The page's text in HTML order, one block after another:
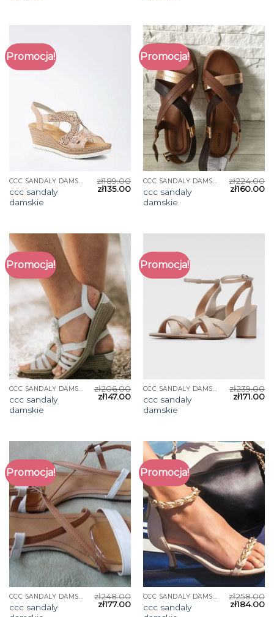
Promocja!
CCC SANDALY DAMSKIE
ccc sandaly
damskie
zł189.00
zł135.00
Promocja!
CCC SANDALY DAMSKIE
ccc sandaly
damskie
zł224.00
zł160.00
Promocja!
CCC SANDALY DAMSKIE
ccc sandaly
damskie
zł206.00
zł147.00
Promocja!
CCC SANDALY DAMSKIE
ccc sandaly
damskie
zł239.00
zł171.00
Promocja!
CCC SANDALY DAMSKIE
ccc sandaly
zł248.00
zł177.00
Promocja!
CCC SANDALY DAMSKIE
ccc sandaly
zł258.00
zł184.00